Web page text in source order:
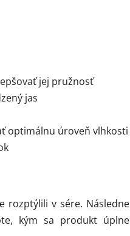
jej pružnosť
jas
optimálnu úroveň vlhkosti
rozptýlili v sére. Následne
kým sa produkt úplne